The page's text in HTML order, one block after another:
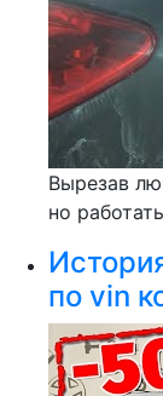
Вырезав
но
по vin